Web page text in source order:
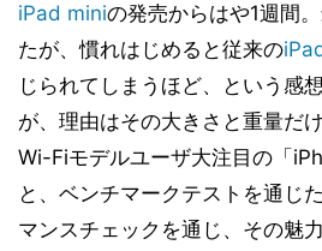
iPad miniの発売からはや1週間
たが、慣れはじめると従来の
じられてしまうほど、という感
が、理由はその大きさと重量だ
Wi-Fiモデルユーザ大注目の「
と、ベンチマークテストを通じ
マンスチェックを通じ、その魅